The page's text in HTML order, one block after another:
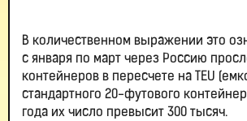
В количественном выражении это
с января по март через Россию
контейнеров в пересчете на TEU
стандартного 20-футового
года их число превысит 300 тысяч.